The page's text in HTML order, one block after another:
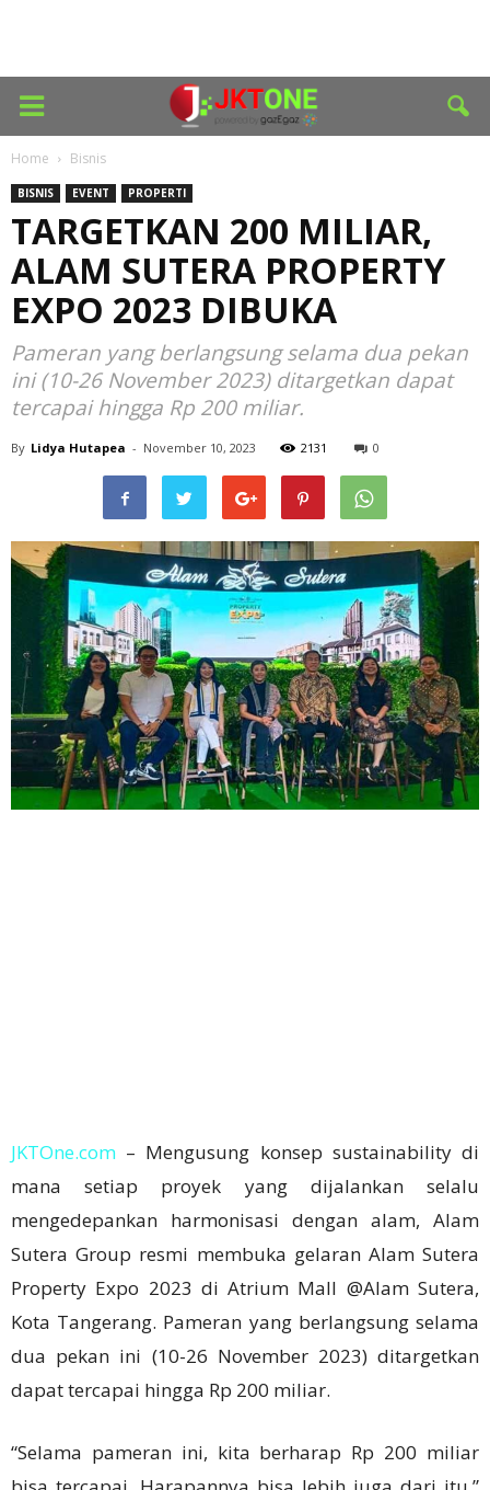
Home Bisnis
BISNIS EVENT PROPERTI
TARGETKAN 200 MILIAR,
ALAM SUTERA PROPERTY
EXPO 2023 DIBUKA
Pameran yang berlangsung selama dua pekan
ini (10-26 November 2023) ditargetkan dapat
tercapai hingga Rp 200 miliar.
By Lidya Hutapea - November 10, 2023 2131 0
JKTOne.com – Mengusung konsep sustainability di
mana setiap proyek yang dijalankan selalu
mengedepankan harmonisasi dengan alam, Alam
Sutera Group resmi membuka gelaran Alam Sutera
Property Expo 2023 di Atrium Mall @Alam Sutera,
Kota Tangerang. Pameran yang berlangsung selama
dua pekan ini (10-26 November 2023) ditargetkan
dapat tercapai hingga Rp 200 miliar.
“Selama pameran ini, kita berharap Rp 200 miliar